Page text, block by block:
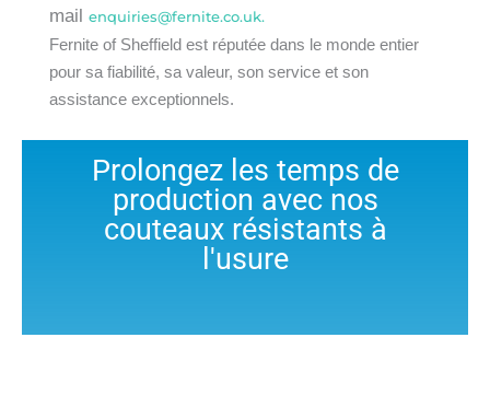
mail enquiries@fernite.co.uk.
Fernite of Sheffield est réputée dans le monde entier
pour sa fiabilité, sa valeur, son service et son
assistance exceptionnels.
Prolongez les temps de
production avec nos
couteaux résistants à
l'usure